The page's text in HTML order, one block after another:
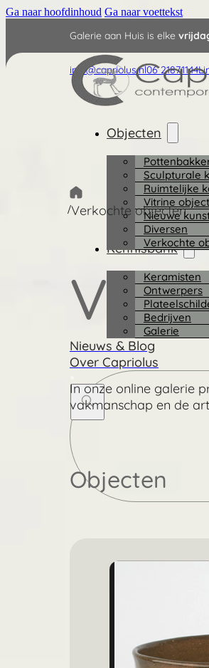
Ga naar hoofdinhoud Ga naar voettekst
Galerie aan Huis is elke
info@capriolus.nl06 21871144
Objecten
Sculpturale
Ruimtelijke
Vitrine
Nieuwe
Diversen
Verkochte
Kennisbank
Keramisten
Ontwerpers
Bedrijven
Galerie
Nieuws & Blog
Over Capriolus
...
/Verkochte objecten
In onze online galerie
vakmanschap en de
Objecten